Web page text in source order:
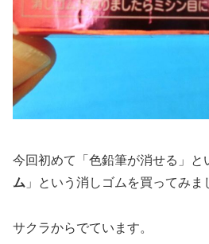
今回初めて「色鉛筆が消せる」と
ム 」という消しゴムを買ってみま
サクラからでています。